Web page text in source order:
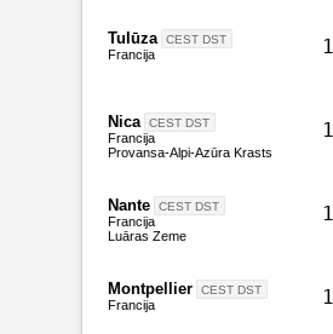
Tulūza CEST DST
Francija 1
Nica CEST DST
Francija
Provansa-Alpi-Azūra Krasts
1
Nante CEST DST
Francija
Luāras Zeme
1
Montpellier CEST DST
Francija 1